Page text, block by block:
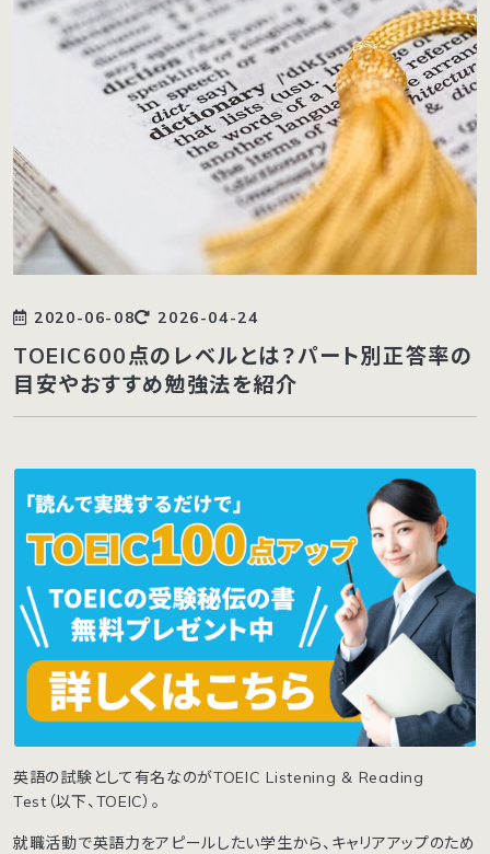
2020-06-08 2026-04-24
TOEIC600点のレベルとは？パート別正答率の
目安やおすすめ勉強法を紹介
英語の試験として有名なのがTOEIC Listening & Reading
Test（以下、TOEIC）。
就職活動で英語力をアピールしたい学生から、キャリアアップのため